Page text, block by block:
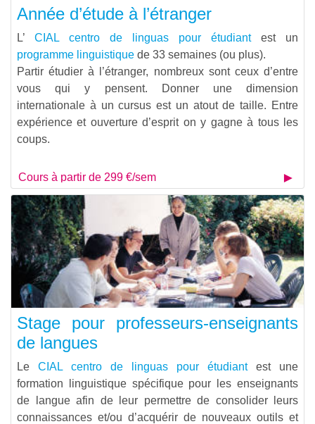
Année d’étude à l’étranger
L’ CIAL centro de linguas pour étudiantest un
programme linguistique de 33 semaines (ou plus).
Partir étudier à l’étranger, nombreux sont ceux d’entre
vous qui y pensent. Donner une dimension
internationale à un cursus est un atout de taille. Entre
expérience et ouverture d’esprit on y gagne à tous les
coups.
Cours à partir de 299 €/sem
Stage pour professeurs-enseignants
de langues
Le CIAL centro de linguas pour étudiantest une
formation linguistique spécifique pour les enseignants
de langue afin de leur permettre de consolider leurs
connaissances et/ou d’acquérir de nouveaux outils et